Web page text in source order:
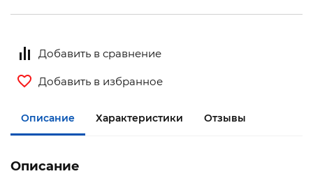
Добавить в сравнение
Добавить в избранное
Описание Характеристики Отзывы
Описание